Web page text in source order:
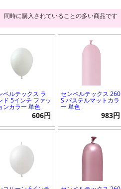
同時に購入されていることの多い商品です
ペルテックス ラ
ド 5インチ ファッ
ンカラー 単色
606円
センペルテックス 260
S パステルマットカラ
ー 単色
983円